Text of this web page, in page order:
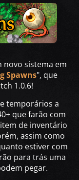
sistema em
Spawns", que
1.0.6!
temporários a
que farão com
de inventário
assim como
estiver com
para trás uma
pegar.